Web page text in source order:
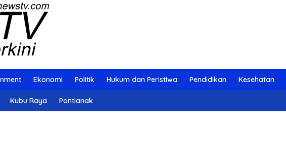
Ekonomi Politik Hukum dan Peristiwa Pendidikan Kesehatan
Kubu Raya Pontianak